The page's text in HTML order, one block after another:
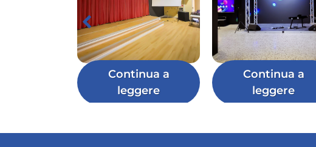
Continua a
leggere
Continua a
leggere